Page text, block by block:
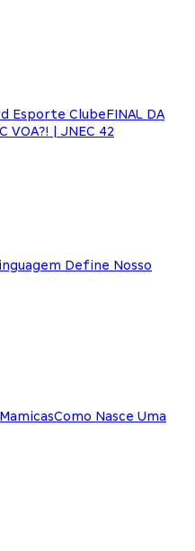
Esporte ClubeFINAL DA
VOA?! | JNEC 42
Define Nosso
Como Nasce Uma